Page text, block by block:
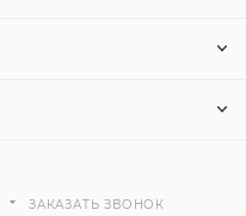
ЗАКАЗАТЬ ЗВОНОК